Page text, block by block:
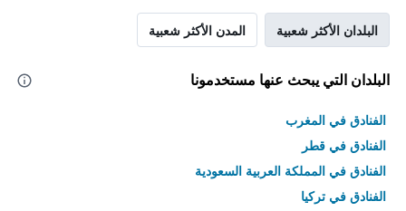
البلدان الأكثر شعبية المدن الأكثر شعبية
البلدان التي يبحث عنها مستخدمونا
الفنادق في المغرب
الفنادق في قطر
الفنادق في المملكة العربية السعودية
الفنادق في تركيا